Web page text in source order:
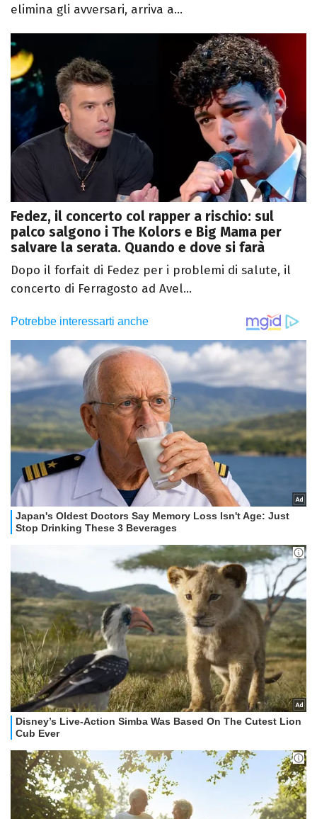
elimina gli avversari, arriva a...
Fedez, il concerto col rapper a rischio: sul
palco salgono i The Kolors e Big Mama per
salvare la serata. Quando e dove si farà
Dopo il forfait di Fedez per i problemi di salute, il
concerto di Ferragosto ad Avel...